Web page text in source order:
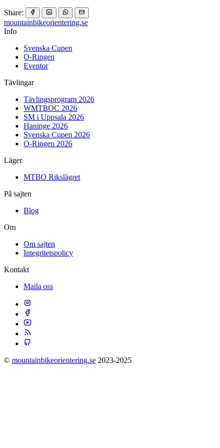
Share:
mountainbikeorientering.se
Info
Svenska Cupen
O-Ringen
Eventor
Tävlingar
Tävlingsprogram 2026
WMTBOC 2026
SM i Uppsala 2026
Haninge 2026
Svenska Cupen 2026
O-Ringen 2026
Läger
MTBO Rikslägret
På sajten
Blog
Om
Om sajten
Integritetspolicy
Kontakt
Maila oss
© mountainbikeorientering.se 2023-2025